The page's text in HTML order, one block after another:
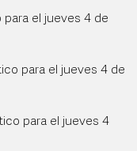
para el jueves 4 de
para el jueves 4 de
para el jueves 4